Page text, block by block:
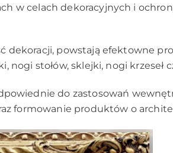
w celach dekoracyjnych i
dekoracji, powstają efektowne
nogi stołów, sklejki, nogi krzeseł
do zastosowań
formowanie produktów o